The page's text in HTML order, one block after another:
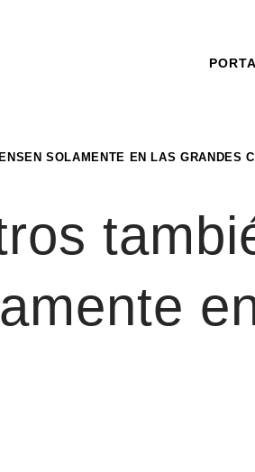
SOLAMENTE EN LAS GRANDES